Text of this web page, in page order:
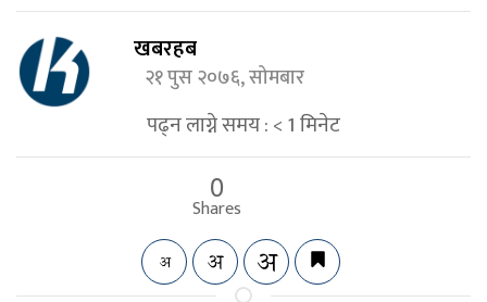
खबरहब
२१ पुस २०७६, सोमबार
पढ्न लाग्ने समय :< 1मिनेट
0
Shares